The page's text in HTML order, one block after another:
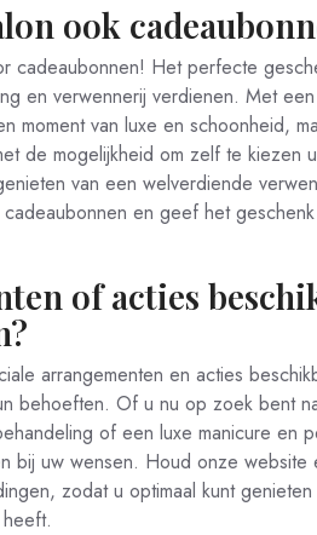
ook
cadeaubonnen! Het perfecte
en verwennerij verdienen. Met
moment van luxe en schoonheid,
de mogelijkheid om zelf te kiezen
van een welverdiende
en geef het
of acties
arrangementen en acties
behoeften. Of u nu op zoek bent
of een luxe manicure en
bij uw wensen. Houd onze website
zodat u optimaal kunt